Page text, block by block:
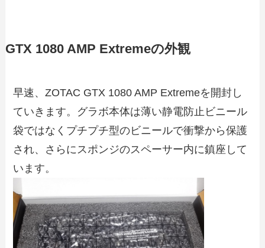
GTX 1080 AMP Extremeの外観
早速、ZOTAC GTX 1080 AMP Extremeを開封し
ていきます。グラボ本体は薄い静電防止ビニール
袋ではなくプチプチ型のビニールで衝撃から保護
され、さらにスポンジのスペーサー内に鎮座して
います。